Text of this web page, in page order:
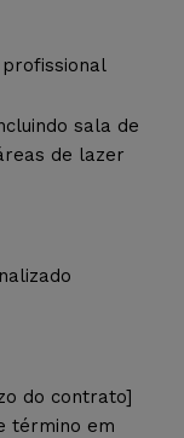
sala de
de lazer
do contrato]
término em